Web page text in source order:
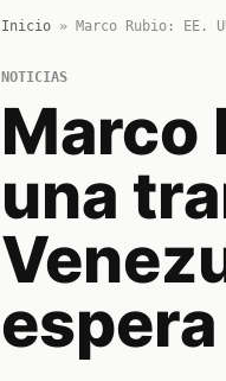
Inicio» Marco Rubio: EE.
NOTICIAS
Marco
una
espera